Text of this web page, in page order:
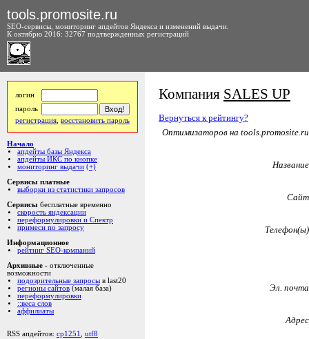
tools.promosite.ru
SEO-сервисы, мониторинг апдейтов Яндекса и изменений выдачи.
К октябрю 2016: 32767 подтвержденных регистраций
логин
пароль
регистрация восстановить пароль
Начало
апдейты базы Яндекса
апдейты ИКС по кнопке
мониторинг выдачи (+)
Сервисы платные
выборки из статистики запросов
Сервисы бесплатные временно
скорость яндексации
переформулировки и Спектр
примеси по запросу
Информационное
рейтинг SEO-компаний
Архивные - отключенные
возможности
подозрительные запросы в last20
регионы сайтов (малая база)
переформулировки
::веса слов
аффилиаты
RSS апдейтов: cp1251
utf8
Компания SALES UP
Вернуться к рейтингу?
Оптимизаторов на tools.promosite.ru
Название
Сайт
Телефон(ы)
Эл. почта
Адрес